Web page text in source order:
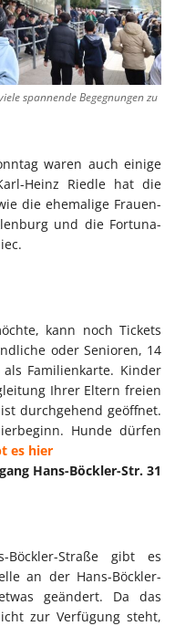
spannende Begegnungen zu
waren auch einige
Heinz Riedle hat die
die ehemalige Frauen-
und die Fortuna-
kann noch Tickets
oder Senioren, 14
Familienkarte. Kinder
Ihrer Eltern freien
durchgehend geöffnet.
Hunde dürfen
es hier
Hans-Böckler-Str. 31
Straße gibt es
an der Hans-Böckler-
geändert. Da das
zur Verfügung steht,